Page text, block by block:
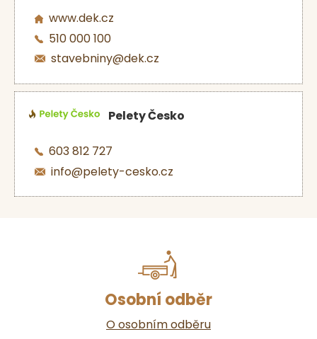
www.dek.cz
510 000 100
stavebniny@dek.cz
Pelety Česko
603 812 727
info@pelety-cesko.cz
Osobní odběr
O osobním odběru